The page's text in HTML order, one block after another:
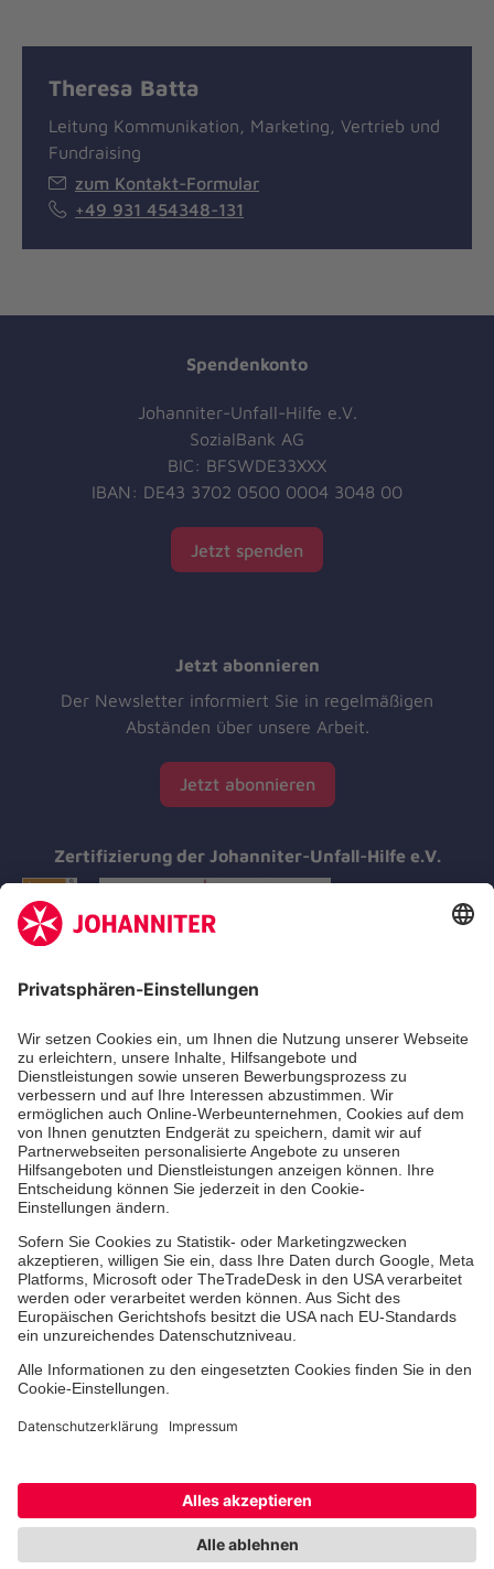
Theresa Batta
Leitung Kommunikation, Marketing, Vertrieb und
Fundraising
zum Kontakt-Formular
+49 931 454348-131
Spendenkonto
Johanniter-Unfall-Hilfe e.V.
SozialBank AG
BIC: BFSWDE33XXX
IBAN: DE43 3702 0500 0004 3048 00
Jetzt spenden
Jetzt abonnieren
Der Newsletter informiert Sie in regelmäßigen
Abständen über unsere Arbeit.
Jetzt abonnieren
Zertifizierung der Johanniter-Unfall-Hilfe e.V.
Aus- & Fortbildungen
Erste-Hilfe-Kurse
Jobs & Ehrenamt
Freiwilligendienst
Spendenprojekte
Johanniter-Jugend
Einrichtungen
Cookie-Einstellungen Datenschutz Barrierefreiheit